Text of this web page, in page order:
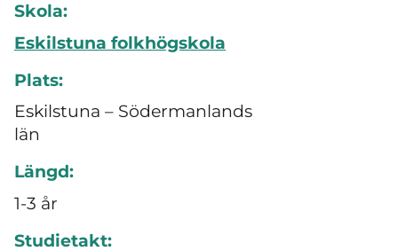
Skola:
Eskilstuna folkhögskola
Plats:
Eskilstuna – Södermanlands
län
Längd:
1-3 år
Studietakt: